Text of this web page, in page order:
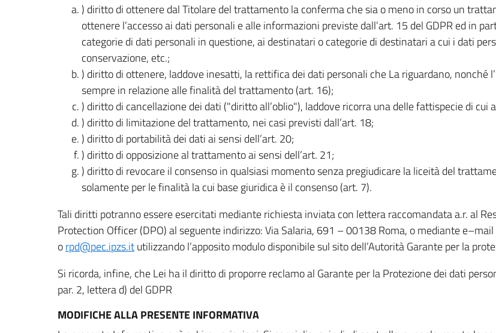
) diritto di ottenere dal Titolare del trattamento la conferma che sia o meno in corso un
ottenere l’accesso ai dati personali e alle informazioni previste dall’art. 15 del GDPR ed in
categorie di dati personali in questione, ai destinatari o categorie di destinatari a cui i dati
conservazione, etc.;
) diritto di ottenere, laddove inesatti, la rettifica dei dati personali che La riguardano, nonché
sempre in relazione alle finalità del trattamento (art. 16);
) diritto di cancellazione dei dati ("diritto all’oblio"), laddove ricorra una delle fattispecie di cui
) diritto di limitazione del trattamento, nei casi previsti dall’art. 18;
) diritto di portabilità dei dati ai sensi dell’art. 20;
) diritto di opposizione al trattamento ai sensi dell’art. 21;
) diritto di revocare il consenso in qualsiasi momento senza pregiudicare la liceità del
solamente per le finalità la cui base giuridica è il consenso (art. 7).
Tali diritti potranno essere esercitati mediante richiesta inviata con lettera raccomandata a.r. al
Protection Officer (DPO) al seguente indirizzo: Via Salaria, 691 – 00138 Roma, o mediante
orpd@pec.ipzs.itutilizzando l’apposito modulo disponibile sul sito dell’Autorità Garante per la
Si ricorda, infine, che Lei ha il diritto di proporre reclamo al Garante per la Protezione dei dati
par. 2, lettera d) del GDPR
MODIFICHE ALLA PRESENTE INFORMATIVA